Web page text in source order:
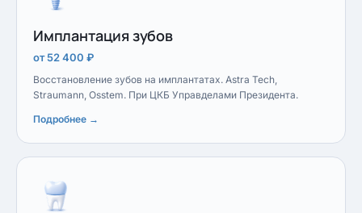
Имплантация зубов
от 52 400 ₽
Восстановление зубов на имплантатах. Astra Tech,
Straumann, Osstem. При ЦКБ Управделами Президента.
Подробнее →